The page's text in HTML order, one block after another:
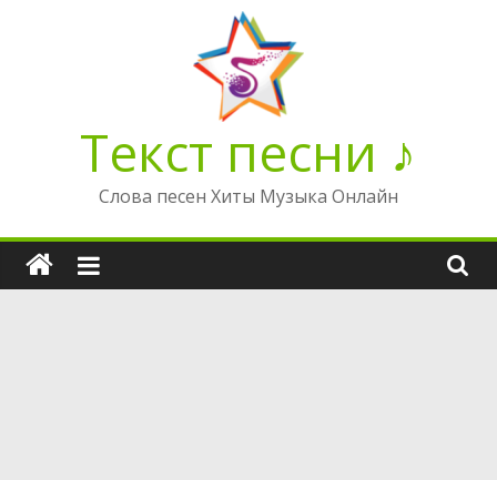
Текст песни ♪
Слова песен Хиты Музыка Онлайн